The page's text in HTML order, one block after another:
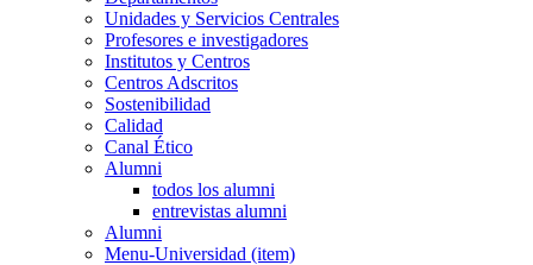
Unidades y Servicios Centrales
Profesores e investigadores
Institutos y Centros
Centros Adscritos
Sostenibilidad
Calidad
Canal Ético
Alumni
todos los alumni
entrevistas alumni
Alumni
Menu-Universidad (item)